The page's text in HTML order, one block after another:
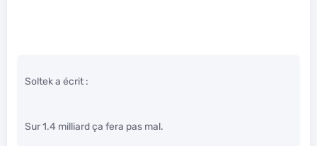
Soltek a écrit :
Sur 1.4 milliard ça fera pas mal.